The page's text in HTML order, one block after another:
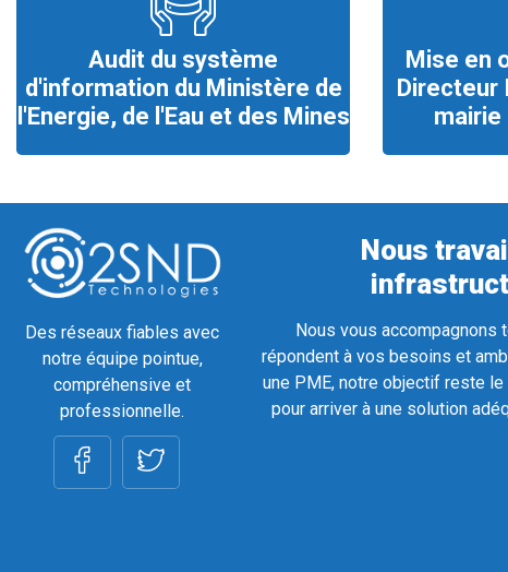
Audit du système
d'information du Ministère de
l'Energie, de l'Eau et des Mines
Mise en
Directeur
mairie
Des réseaux fiables avec
notre équipe pointue,
compréhensive et
professionnelle.
Nous
Nous vous accompagnons
répondent à vos besoins et
une PME, notre objectif reste
pour arriver à une solution